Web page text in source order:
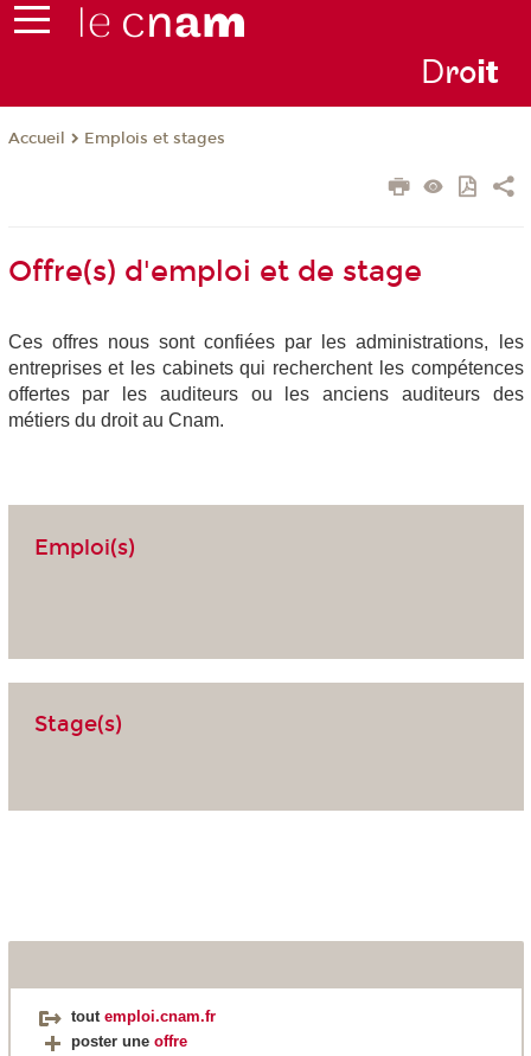
Droit
Accueil Emplois et stages
Offre(s) d'emploi et de stage
Ces offres nous sont confiées par les administrations, les
entreprises et les cabinets qui recherchent les compétences
offertes par les auditeurs ou les anciens auditeurs des
métiers du droit au Cnam.
Emploi(s)
Stage(s)
tout emploi.cnam.fr
poster une offre